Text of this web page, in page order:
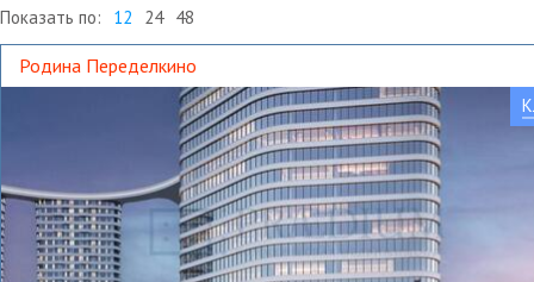
Показать по: 12 24 48
Родина Переделкино